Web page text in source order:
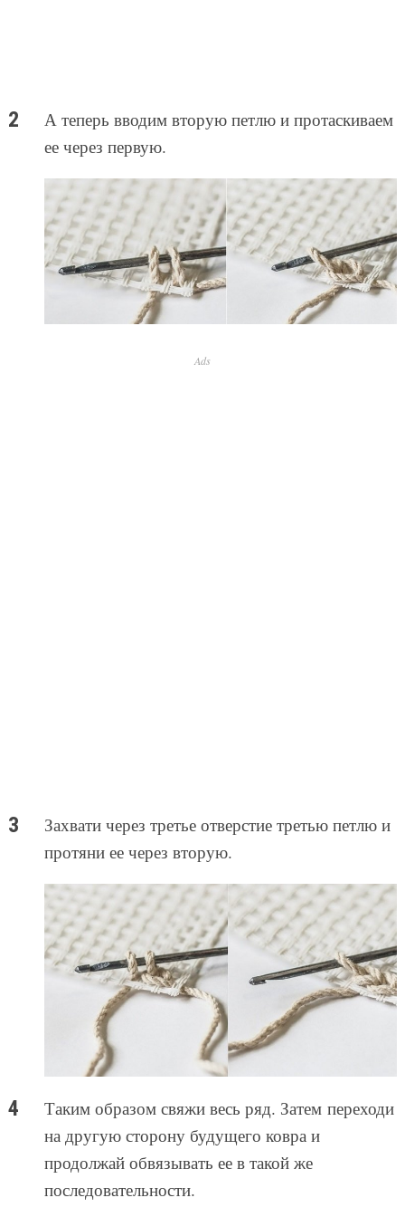
А теперь вводим вторую петлю и протаскиваем
ее через первую.
Ads
Захвати через третье отверстие третью петлю и
протяни ее через вторую.
Таким образом свяжи весь ряд. Затем переходи
на другую сторону будущего ковра и
продолжай обвязывать ее в такой же
последовательности.